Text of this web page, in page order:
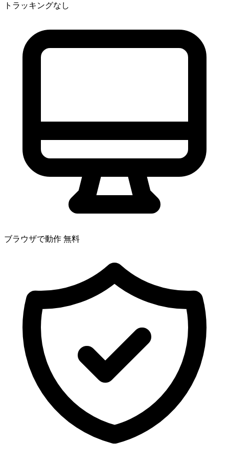
トラッキングなし
ブラウザで動作 無料